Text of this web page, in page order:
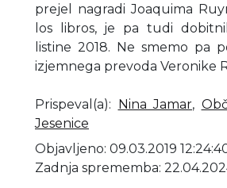
prejel nagradi Joaquima
los libros, je pa tudi
listine 2018. Ne smemo pa
izjemnega prevoda Veronike
Prispeval(a): Nina Jamar,
Jesenice
Objavljeno: 09.03.2019
Zadnja sprememba: